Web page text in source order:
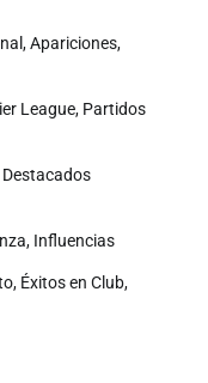
Apariciones,
League, Partidos
Influencias
Éxitos en Club,